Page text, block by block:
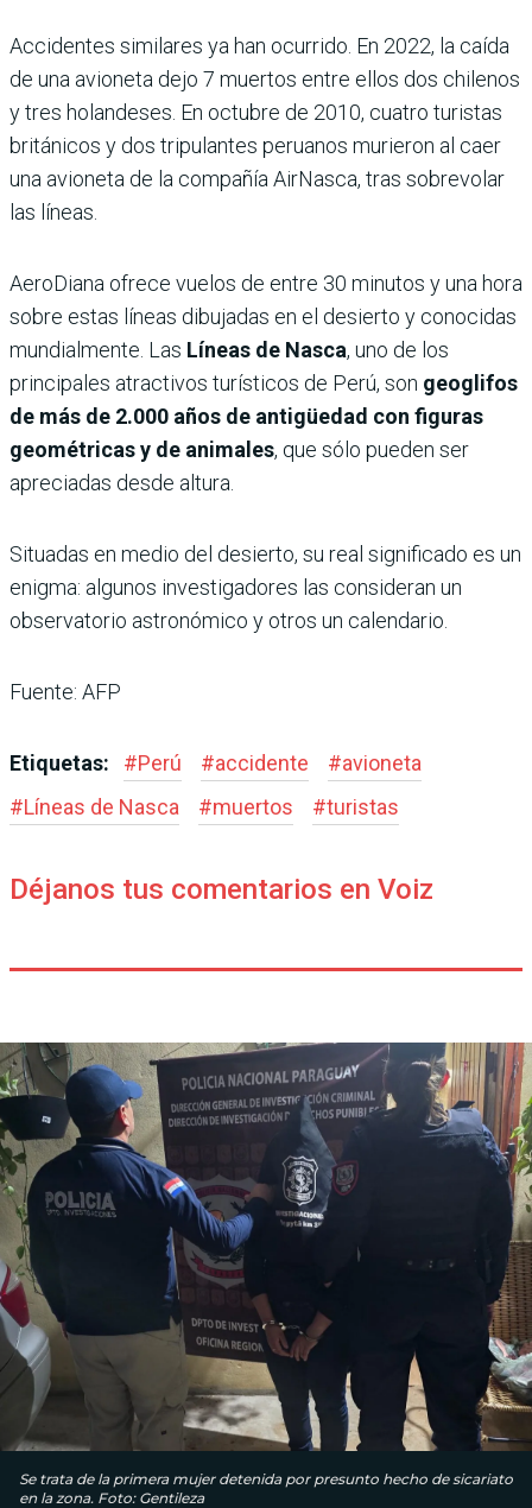
Accidentes similares ya han ocurrido. En 2022, la caída
de una avioneta dejo 7 muertos entre ellos dos chilenos
y tres holandeses. En octubre de 2010, cuatro turistas
británicos y dos tripulantes peruanos murieron al caer
una avioneta de la compañía AirNasca, tras sobrevolar
las líneas.
AeroDiana ofrece vuelos de entre 30 minutos y una hora
sobre estas líneas dibujadas en el desierto y conocidas
mundialmente. Las Líneas de Nasca, uno de los
principales atractivos turísticos de Perú, son geoglifos
de más de 2.000 años de antigüedad con figuras
geométricas y de animales, que sólo pueden ser
apreciadas desde altura.
Situadas en medio del desierto, su real significado es un
enigma: algunos investigadores las consideran un
observatorio astronómico y otros un calendario.
Fuente: AFP
Etiquetas: #Perú #accidente #avioneta
#Líneas de Nasca #muertos #turistas
Déjanos tus comentarios en Voiz
Se trata de la primera mujer detenida por presunto hecho de sicariato
en la zona. Foto: Gentileza